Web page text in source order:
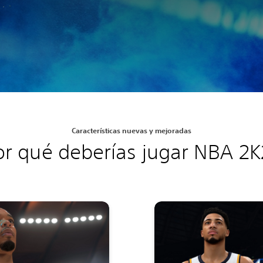
Características nuevas y mejoradas
qué deberías jugar NBA